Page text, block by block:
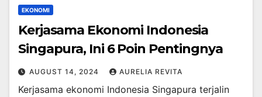
EKONOMI
Kerjasama Ekonomi Indonesia
Singapura, Ini 6 Poin Pentingnya
AUGUST 14, 2024 AURELIA REVITA
Kerjasama ekonomi Indonesia Singapura terjalin